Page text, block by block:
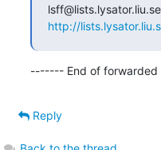
lsff@lists.lysator.liu.se
http://
------- End of
Reply